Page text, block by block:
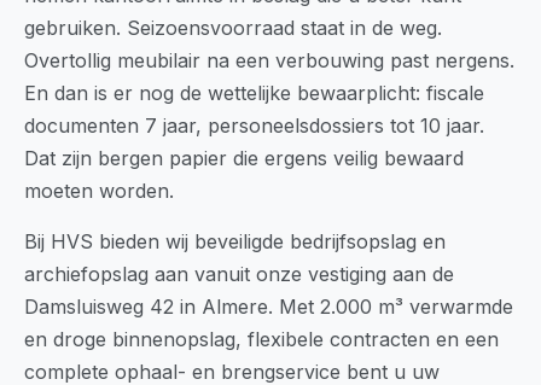
gebruiken. Seizoensvoorraad staat in de weg.
Overtollig meubilair na een verbouwing past nergens.
En dan is er nog de wettelijke bewaarplicht: fiscale
documenten 7 jaar, personeelsdossiers tot 10 jaar.
Dat zijn bergen papier die ergens veilig bewaard
moeten worden.
Bij HVS bieden wij beveiligde bedrijfsopslag en
archiefopslag aan vanuit onze vestiging aan de
Damsluisweg 42 in Almere. Met 2.000 m³ verwarmde
en droge binnenopslag, flexibele contracten en een
complete ophaal- en brengservice bent u uw